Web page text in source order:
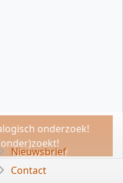
onderzoek!
Nieuwsbrief
Contact